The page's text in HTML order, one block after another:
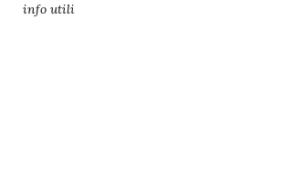
info utili